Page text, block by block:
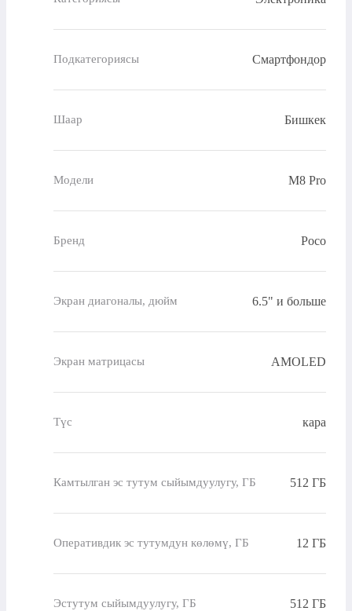
Подкатегориясы Смартфондор
Шаар Бишкек
Модели M8 Pro
Бренд Poco
Экран диагоналы, дюйм 6.5" и больше
Экран матрицасы AMOLED
Түс кара
Камтылган эс тутум сыйымдуулугу, ГБ 512 ГБ
Оперативдик эс тутумдун көлөмү, ГБ 12 ГБ
Эстутум сыйымдуулугу, ГБ 512 ГБ